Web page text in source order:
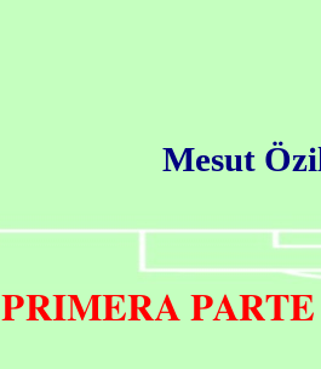
Mesut
PRIMERA PARTE